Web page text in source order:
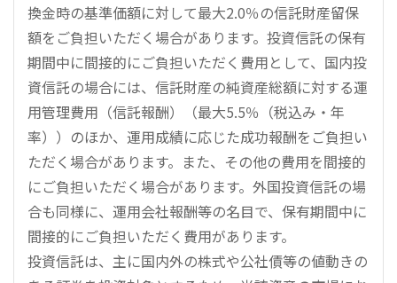
換金時の基準価額に対して最大2.0％の信託財産留保
額をご負担いただく場合があります。投資信託の保有
期間中に間接的にご負担いただく費用として、国内投
資信託の場合には、信託財産の純資産総額に対する運
用管理費用（信託報酬）（最大5.5％（税込み・年
率））のほか、運用成績に応じた成功報酬をご負担い
ただく場合があります。また、その他の費用を間接的
にご負担いただく場合があります。外国投資信託の場
合も同様に、運用会社報酬等の名目で、保有期間中に
間接的にご負担いただく費用があります。
投資信託は、主に国内外の株式や公社債等の値動きの